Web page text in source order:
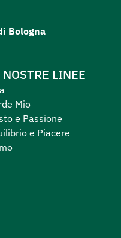
Bologna
NOSTRE LINEE
Mio
e Passione
e Piacere